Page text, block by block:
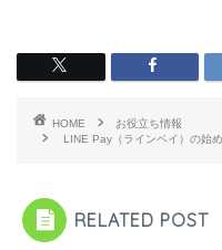
HOME
お役立ち情報
LINE Pay（ラインペイ）の始
RELATED POST